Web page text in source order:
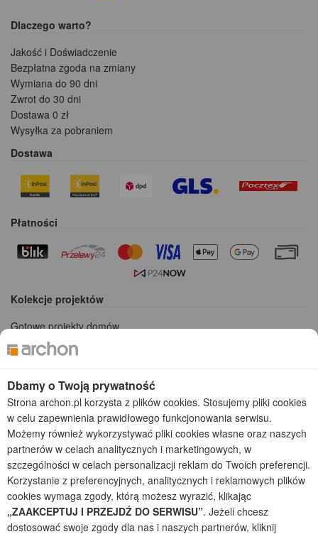
Dlaczego warto?
Jakość i Doświadczenie
Bezpłatna zgoda na zmiany
Wymiana do 90 dni
Zwrot do 30 dni
Dostawa 0 zł
Wysyłka za pobraniem
Dostawa
Płatności
Kolekcje projektów
Gotowe projekty domów
Projekty domów tanich w budowie
Projekty domów szeregowych
Projekty małych domów (do 150 m2)
Projekty domów wielorodzinnych
Projekty domów bliźniaczych
Projekty domów nowoczesnych
Projekty domów parterowych
2026 © ARCHON+ Biuro Projektów - Tradycyjne i nowoczesne gotowe
projekty domów - autorska pracownia architektoniczna założona w 1990r.
przez arch. Barbarę Mendel
Z uwagi na ciągłe doskonalenie procesu powstawania projektów (zgodnie z
normą ISO 9001), prezentowane na stronie projekty domów mogą
nieznacznie różnić się od dokumentacji technicznej.
Dbamy o Twoją prywatność
Strona archon.pl korzysta z plików cookies. Stosujemy pliki cookies
w celu zapewnienia prawidłowego funkcjonowania serwisu.
Możemy również wykorzystywać pliki cookies własne oraz naszych
partnerów w celach analitycznych i marketingowych, w
szczególności w celach personalizacji reklam do Twoich preferencji.
Korzystanie z preferencyjnych, analitycznych i reklamowych plików
cookies wymaga zgody, którą możesz wyrazić, klikając
„ZAAKCEPTUJ I PRZEJDŹ DO SERWISU”. Jeżeli chcesz
dostosować swoje zgody dla nas i naszych partnerów, kliknij